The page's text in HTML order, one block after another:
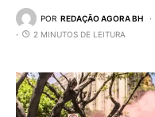
POR REDAÇÃO AGORA BH
2 MINUTOS DE LEITURA